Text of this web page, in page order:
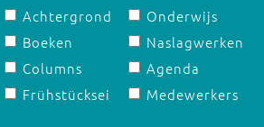
Achtergrond
Boeken
Columns
Frühstücksei
Onderwijs
Naslagwerken
Agenda
Medewerkers